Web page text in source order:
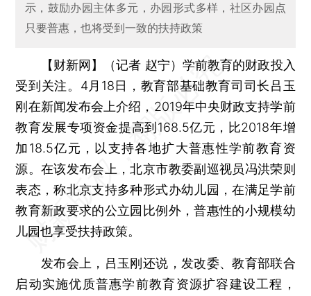
示，鼓励办园主体多元，办园形式多样，社区办园点
只要普惠，也将受到一致的扶持政策
【财新网】（记者 赵宁） 学前教育的财政投入
受到关注。4月18日，教育部基础教育司司长吕玉
刚在新闻发布会上介绍，2019年中央财政支持学前
教育发展专项资金提高到168.5亿元，比2018年增
加18.5亿元，以支持各地扩大普惠性学前教育资
源。在该发布会上，北京市教委副巡视员冯洪荣则
表态，称北京支持多种形式办幼儿园，在满足学前
教育新政要求的公立园比例外，普惠性的小规模幼
儿园也享受扶持政策。
发布会上，吕玉刚还说，发改委、教育部联合
启动实施优质普惠学前教育资源扩容建设工程，